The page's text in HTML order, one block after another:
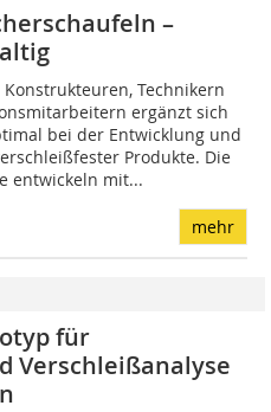
–
Konstrukteuren, Technikern
ergänzt sich
bei der Entwicklung und
Produkte. Die
entwickeln mit...
mehr
für
Verschleißanalyse